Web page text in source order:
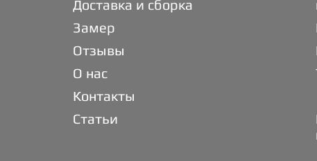
Доставка и сборка
Замер
Отзывы
О нас
Контакты
Статьи